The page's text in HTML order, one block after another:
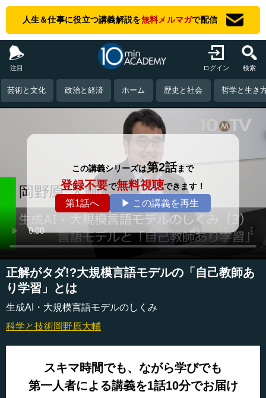
人生＆仕事に役立つ講義解説を無料メルマガで配信
注目 ログイン 検索
芸術と文化 政治と経済 ホーム 歴史と社会 哲学と生き
この講義シリーズは第2話まで
登録不要で無料視聴できます！
第1話へ ▶ この講義を再生
正解がタダ!?大規模言語モデルの「自己教師あ
り学習」とは
生成AI・大規模言語モデルのしくみ
科学と技術岡野原大輔
スキマ時間でも、ながら学びでも
第一人者による講義を1話10分でお届け